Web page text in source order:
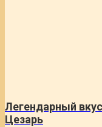
Легендарный
Цезарь